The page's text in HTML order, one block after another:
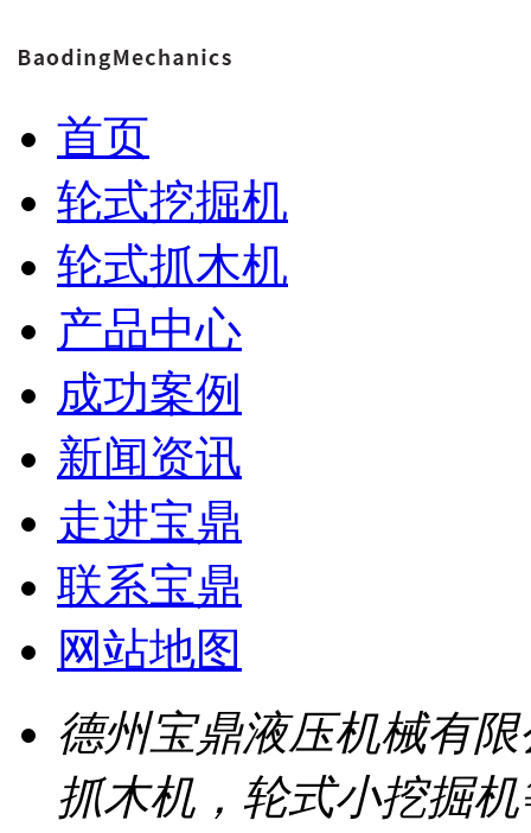
首页
轮式挖掘机
轮式抓木机
产品中心
成功案例
新闻资讯
走进宝鼎
联系宝鼎
网站地图
德州宝鼎液压机械有
抓木机，轮式小挖掘